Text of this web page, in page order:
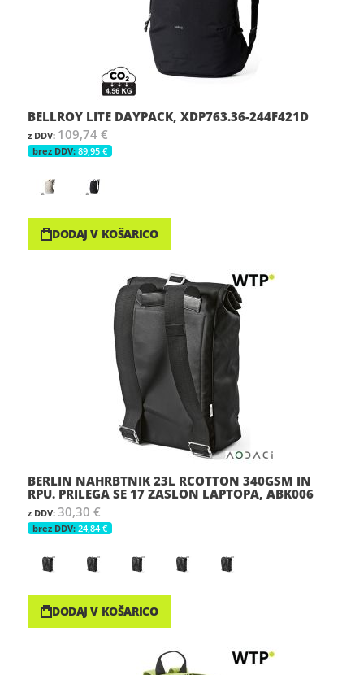
BELLROY LITE DAYPACK, XDP763.36-244F421D
109,74 €
89,95 €
DODAJ V KOŠARICO
BERLIN NAHRBTNIK 23L RCOTTON 340GSM IN
RPU. PRILEGA SE 17 ZASLON LAPTOPA, ABK006
30,30 €
24,84 €
DODAJ V KOŠARICO